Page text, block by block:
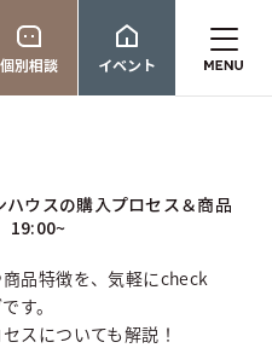
個別相談 イベント
ウスの購入プロセス＆商品
19:00~
品特徴を、気軽にcheck
す。
スについても解説！